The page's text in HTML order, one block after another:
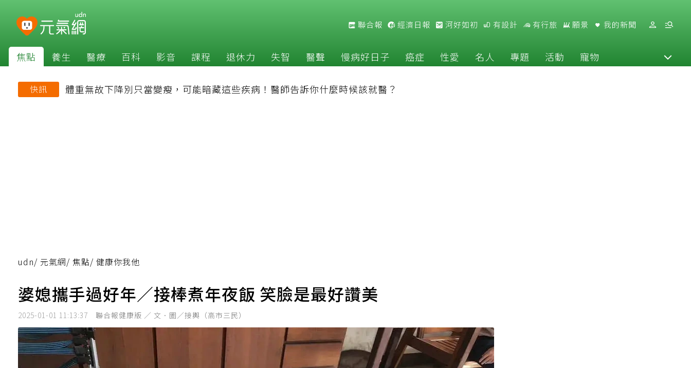
聯合報 經濟日報 河好如初 有設計 有行旅 願景 我的新聞
焦點 養生 醫療 百科 影音 課程 退休力 失智 醫聲 慢病好日子 癌症 性愛 名人 專題 活動 寵物
快訊 體重無故下降別只當變瘦，可能暗藏這些疾病！醫師告訴你什麼時候該就醫？
udn/ 元氣網/ 焦點/ 健康你我他
婆媳攜手過好年／接棒煮年夜飯 笑臉是最好讚美
2025-01-01 11:13:37 聯合報健康版 ／ 文．圖／接輿（高市三民）